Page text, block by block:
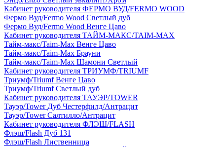
Кабинет руководителя ФЕРМО ВУД/FERMO WOOD
Фермо Вуд/Fermo Wood Светлый дуб
Фермо Вуд/Fermo Wood Венге Цаво
Кабинет руководителя ТАЙМ-МАКС/TAIM-MAX
Тайм-макс/Taim-Max Венге Цаво
Тайм-макс/Taim-Max Брауни
Тайм-макс/Taim-Max Шамони Светлый
Кабинет руководителя ТРИУМФ/TRIUMF
Триумф/Triumf Венге Цаво
Триумф/Triumf Светлый дуб
Кабинет руководителя ТАУЭР/TOWER
Тауэр/Tower Дуб Честерфилд/Антрацит
Тауэр/Tower Салтилло/Антрацит
Кабинет руководителя ФЛЭШ/FLASH
Флэш/Flash Дуб 131
Флэш/Flash Лиственница